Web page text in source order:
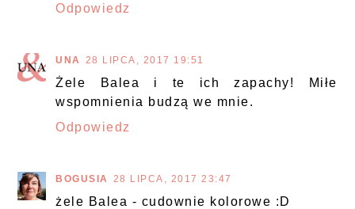
Odpowiedz
UNA 28 LIPCA, 2017 19:51
Żele Balea i te ich zapachy! Miłe
wspomnienia budzą we mnie.
Odpowiedz
BOGUSIA 28 LIPCA, 2017 23:47
żele Balea - cudownie kolorowe :D